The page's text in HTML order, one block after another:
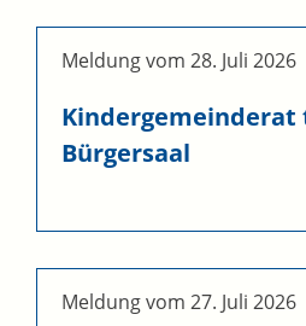
Meldung vom 28. Juli 2026
Kindergemeinderat
Bürgersaal
Meldung vom 27. Juli 2026